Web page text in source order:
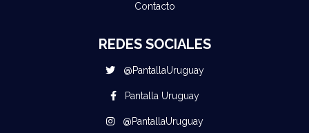
Contacto
REDES SOCIALES
@PantallaUruguay
Pantalla Uruguay
@PantallaUruguay